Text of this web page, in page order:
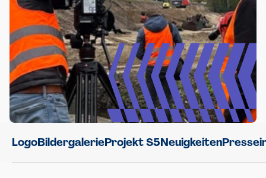
LogoBildergalerieProjekt S5Neuigkeiten